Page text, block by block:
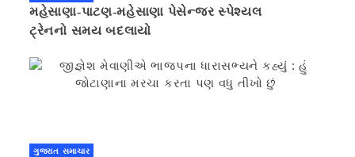
મહેસાણા-પાટણ-મહેસાણા પેસેન્જર સ્પેશ્યલ
ટ્રેનનો સમય બદલાયો
ગુજરાત સમાચાર